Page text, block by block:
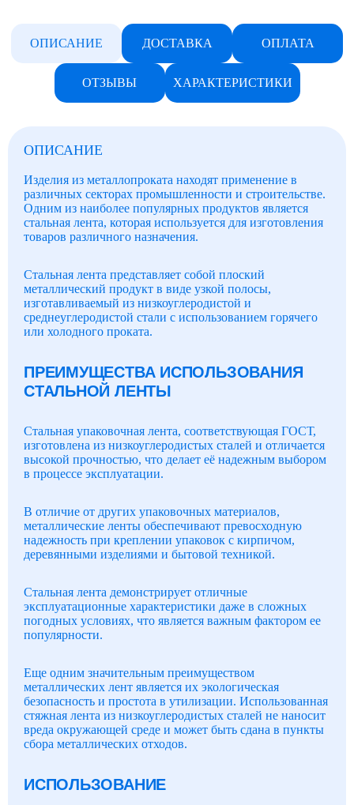
ОПИСАНИЕ ДОСТАВКА ОПЛАТА
ОТЗЫВЫ ХАРАКТЕРИСТИКИ
ОПИСАНИЕ
Изделия из металлопроката находят применение в
различных секторах промышленности и строительстве.
Одним из наиболее популярных продуктов является
стальная лента, которая используется для изготовления
товаров различного назначения.
Стальная лента представляет собой плоский
металлический продукт в виде узкой полосы,
изготавливаемый из низкоуглеродистой и
среднеуглеродистой стали с использованием горячего
или холодного проката.
ПРЕИМУЩЕСТВА ИСПОЛЬЗОВАНИЯ
СТАЛЬНОЙ ЛЕНТЫ
Стальная упаковочная лента, соответствующая ГОСТ,
изготовлена из низкоуглеродистых сталей и отличается
высокой прочностью, что делает её надежным выбором
в процессе эксплуатации.
В отличие от других упаковочных материалов,
металлические ленты обеспечивают превосходную
надежность при креплении упаковок с кирпичом,
деревянными изделиями и бытовой техникой.
Стальная лента демонстрирует отличные
эксплуатационные характеристики даже в сложных
погодных условиях, что является важным фактором ее
популярности.
Еще одним значительным преимуществом
металлических лент является их экологическая
безопасность и простота в утилизации. Использованная
стяжная лента из низкоуглеродистых сталей не наносит
вреда окружающей среде и может быть сдана в пункты
сбора металлических отходов.
ИСПОЛЬЗОВАНИЕ